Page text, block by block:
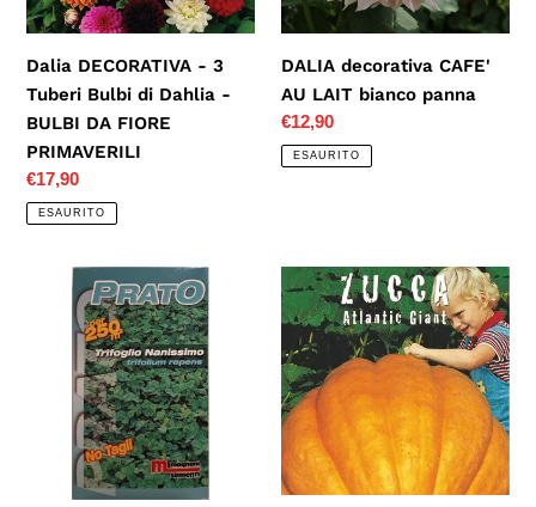
Dahlia
BULBI
DA
FIORE
PRIMAVERILI
Dalia DECORATIVA - 3
Tuberi Bulbi di Dahlia -
BULBI DA FIORE
PRIMAVERILI
Prezzo
di
listino
€17,90
ESAURITO
DALIA decorativa CAFE'
AU LAIT bianco panna
Prezzo
di
listino
€12,90
ESAURITO
Trifoglio
Nanissimo
tappezzante
250mq
ZUCCA
Atlantic
Giant
(Cucurbita
maxima
duchesne)